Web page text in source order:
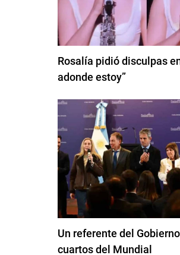
Rosalía pidió disculpas
adonde estoy”
Un referente del
cuartos del Mundial